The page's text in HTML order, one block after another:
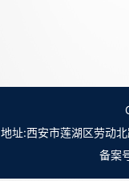
地址:西安市莲湖区劳动
备案